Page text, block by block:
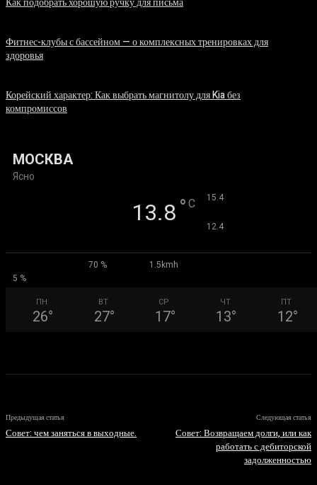
Фитнес-клубы с бассейном — о комплексных тренировках для
здоровья
Корейский характер: Как выбрать магнитолу для Kia без
компромиссов
МОСКВА
Ясно
13.8 ° C 15.4
12.4
70 %
1.5kmh
5 %
ПН
26°
ВТ
27°
СР
17°
ЧТ
13°
ПТ
12°
Предыдущая статья
Совет: чем заняться в выходные.
Следующая статья
Совет: Возвращаем долги, или как
работать с дебиторской
задолженностью